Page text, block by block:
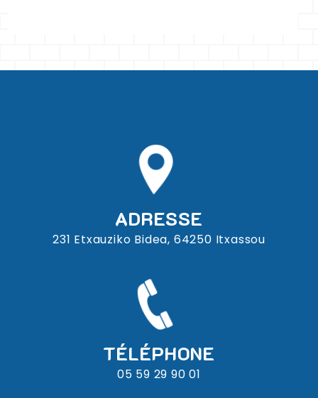
ADRESSE
231 Etxauziko Bidea, 64250 Itxassou
TÉLÉPHONE
05 59 29 90 01